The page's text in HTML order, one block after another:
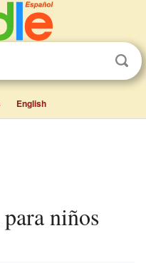
English
para niños